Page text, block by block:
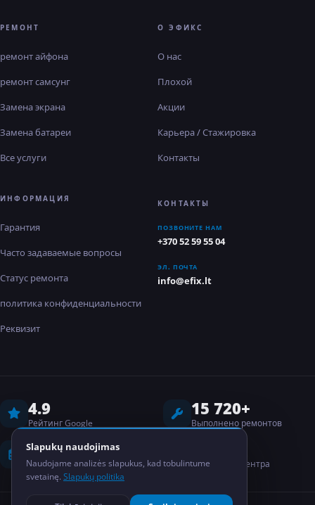
РЕМОНТ
ремонт айфона
ремонт самсунг
Замена экрана
Замена батареи
Все услуги
О ЭФИКС
О нас
Плохой
Акции
Карьера / Стажировка
Контакты
ИНФОРМАЦИЯ
Гарантия
Часто задаваемые вопросы
Статус ремонта
политика конфиденциальности
Реквизит
КОНТАКТЫ
ПОЗВОНИТЕ НАМ
+370 52 59 55 04
ЭЛ. ПОЧТА
info@efix.lt
4.9
Рейтинг Google
15 720+
Выполнено ремонтов
8 лет
Опыт работы Сервисных центра
Slapukų naudojimas
Naudojame analizės slapukus, kad tobulintume
svetainę. Slapukų politika